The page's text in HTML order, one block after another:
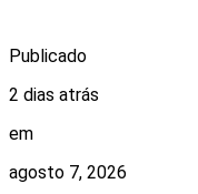
Publicado
2 dias atrás
em
agosto 7, 2026